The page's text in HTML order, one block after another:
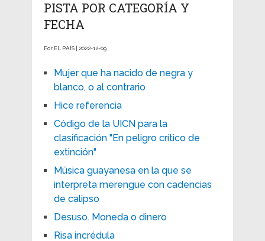
PISTA POR CATEGORÍA Y
FECHA
For EL PAÍS | 2022-12-09
Mujer que ha nacido de negra y
blanco, o al contrario
Hice referencia
Código de la UICN para la
clasificación "En peligro crítico de
extinción"
Música guayanesa en la que se
interpreta merengue con cadencias
de calipso
Desuso. Moneda o dinero
Risa incrédula